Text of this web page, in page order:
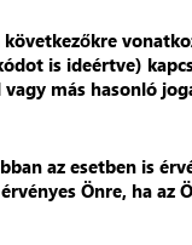
következőkre
is ideértve)
más hasonló
az esetben is
Önre, ha az